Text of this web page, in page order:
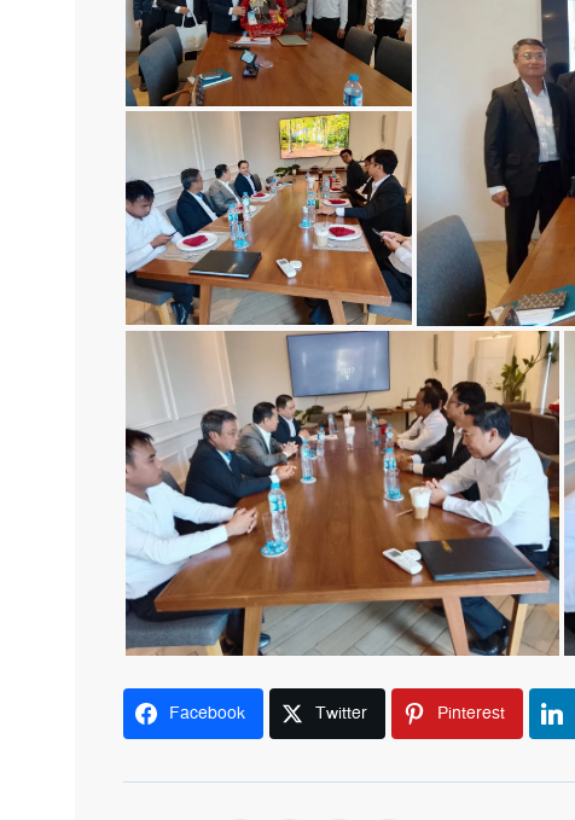
Facebook Twitter Pinterest